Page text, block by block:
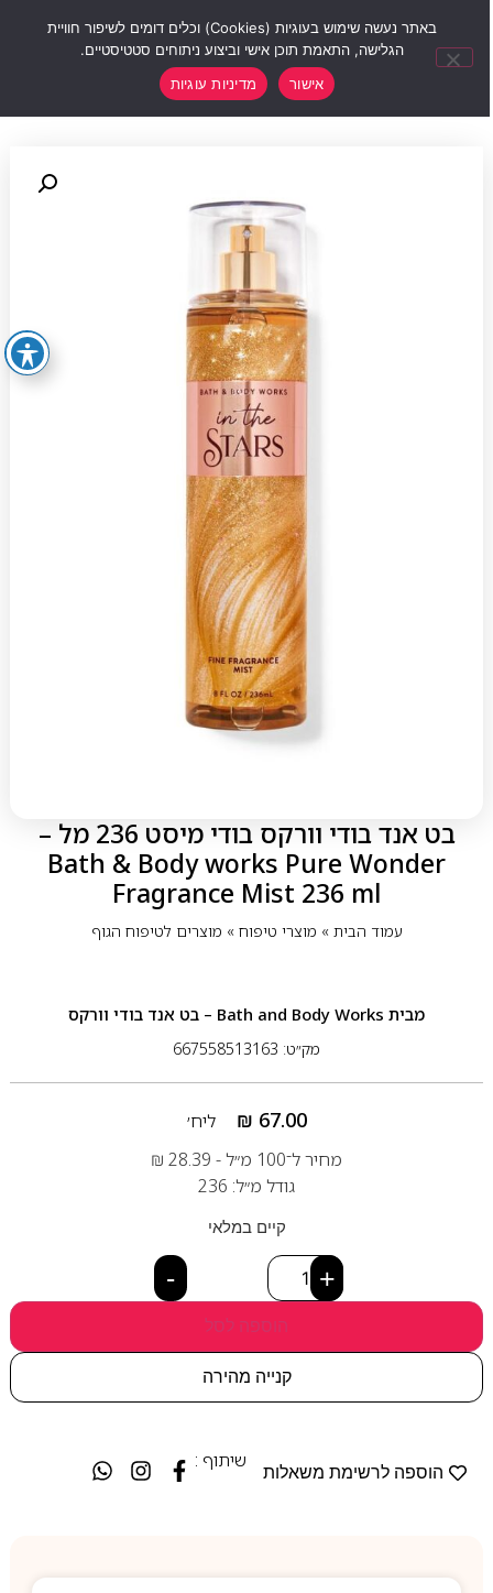
בט אנד בודי וורקס בודי מיסט 236 מל –
Bath & Body works Pure Wonder
Fragrance Mist 236 ml
עמוד הבית» מוצרי טיפוח» מוצרים לטיפוח הגוף
מבית Bath and Body Works – בט אנד בודי וורקס
מק״ט: 667558513163
₪ 67.00
ליח׳
מחיר ל־100 מ״ל -
₪ 28.39
גודל מ״ל: 236
קיים במלאי
- +
הוספה לסל
קנייה מהירה
הוספה לרשימת משאלות
שיתוף :
באתר נעשה שימוש בעוגיות (Cookies) וכלים דומים לשיפור חוויית
הגלישה, התאמת תוכן אישי וביצוע ניתוחים סטטיסטיים.
אישור
מדיניות עוגיות